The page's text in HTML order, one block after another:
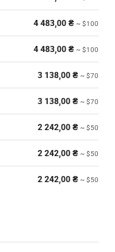
4 483,00 ₴ ~ $100
4 483,00 ₴ ~ $100
3 138,00 ₴ ~ $70
3 138,00 ₴ ~ $70
2 242,00 ₴ ~ $50
2 242,00 ₴ ~ $50
2 242,00 ₴ ~ $50